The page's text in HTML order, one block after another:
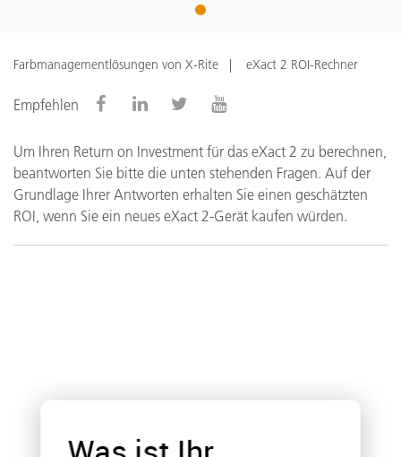
1
Farbmanagementlösungen von X-Rite eXact 2 ROI-Rechner
Empfehlen
Um Ihren Return on Investment für das eXact 2 zu berechnen,
beantworten Sie bitte die unten stehenden Fragen. Auf der
Grundlage Ihrer Antworten erhalten Sie einen geschätzten
ROI, wenn Sie ein neues eXact 2-Gerät kaufen würden.